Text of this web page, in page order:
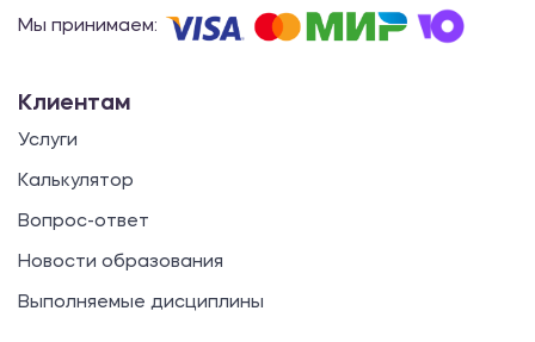
Мы принимаем:
Клиентам
Услуги
Калькулятор
Вопрос-ответ
Новости образования
Выполняемые дисциплины